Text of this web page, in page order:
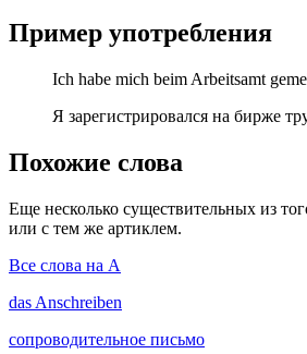
Пример употребления
Ich habe mich beim Arbeitsamt
Я зарегистрировался на бирже
Похожие слова
Еще несколько существительных из
или с тем же артиклем.
Все слова на A
das Anschreiben
сопроводительное письмо